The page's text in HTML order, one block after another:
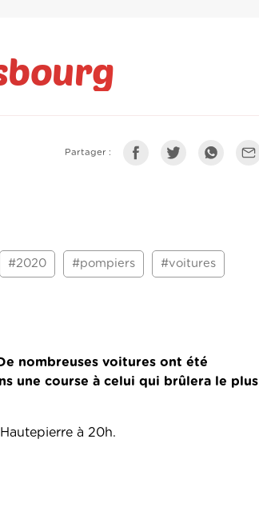
Partager :
#2020 #pompiers #voitures
nombreuses voitures ont été
une course à celui qui brûlera le plus
à 20h.